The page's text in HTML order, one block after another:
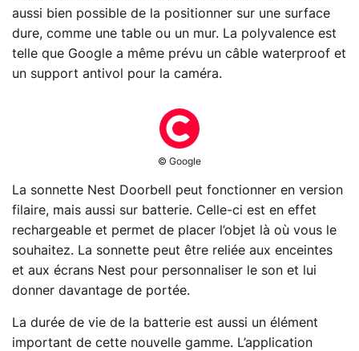
aussi bien possible de la positionner sur une surface
dure, comme une table ou un mur. La polyvalence est
telle que Google a même prévu un câble waterproof et
un support antivol pour la caméra.
© Google
La sonnette Nest Doorbell peut fonctionner en version
filaire, mais aussi sur batterie. Celle-ci est en effet
rechargeable et permet de placer l’objet là où vous le
souhaitez. La sonnette peut être reliée aux enceintes
et aux écrans Nest pour personnaliser le son et lui
donner davantage de portée.
La durée de vie de la batterie est aussi un élément
important de cette nouvelle gamme. L’application